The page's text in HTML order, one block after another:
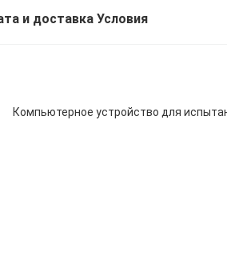
и доставка Условия
Компьютерное устройство для